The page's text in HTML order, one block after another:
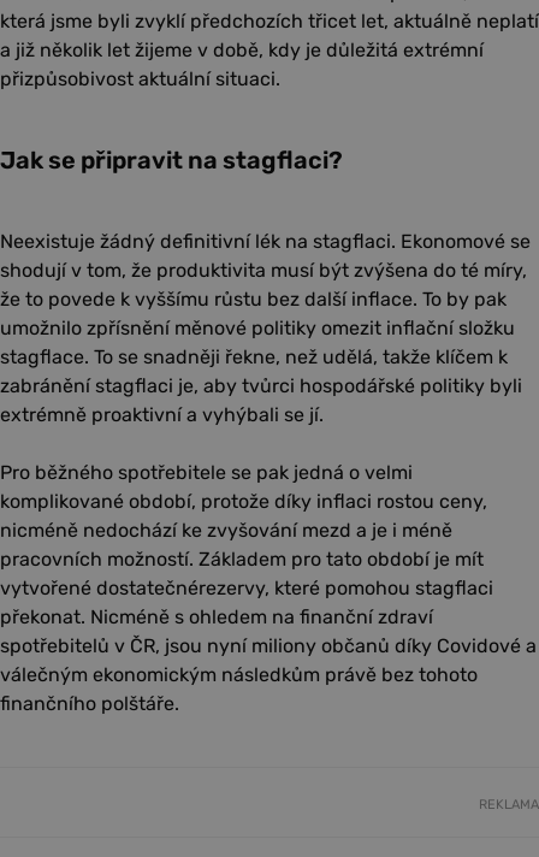
která jsme byli zvyklí předchozích třicet let, aktuálně neplatí
a již několik let žijeme v době, kdy je důležitá extrémní
přizpůsobivost aktuální situaci.
Jak se připravit na stagflaci?
Neexistuje žádný definitivní lék na stagflaci. Ekonomové se
shodují v tom, že produktivita musí být zvýšena do té míry,
že to povede k vyššímu růstu bez další inflace. To by pak
umožnilo zpřísnění měnové politiky omezit inflační složku
stagflace. To se snadněji řekne, než udělá, takže klíčem k
zabránění stagflaci je, aby tvůrci hospodářské politiky byli
extrémně proaktivní a vyhýbali se jí.
Pro běžného spotřebitele se pak jedná o velmi
komplikované období, protože díky inflaci rostou ceny,
nicméně nedochází ke zvyšování mezd a je i méně
pracovních možností. Základem pro tato období je mít
vytvořené dostatečnérezervy, které pomohou stagflaci
překonat. Nicméně s ohledem na finanční zdraví
spotřebitelů v ČR, jsou nyní miliony občanů díky Covidové a
válečným ekonomickým následkům právě bez tohoto
finančního polštáře.
REKLAMA